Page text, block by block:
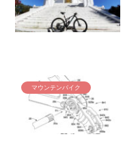
マウンテンバイク